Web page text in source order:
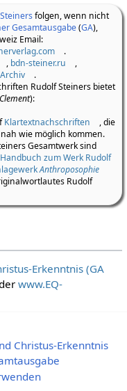
folgen, wenn nicht
Gesamtausgabe(GA),
Email:
.
, bdn-steiner.ru
,
.
Rudolf Steiners bietet
):
Klartextnachschriften
, die
wie möglich kommen.
Gesamtwerk sind
Handbuch zum Werk Rudolf
Anthroposophie
Rudolf
Erkenntnis (GA
www.EQ-
Christus-Erkenntnis